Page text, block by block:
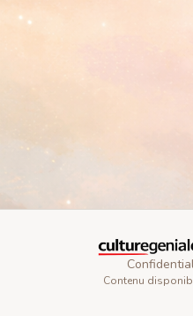
Contenu